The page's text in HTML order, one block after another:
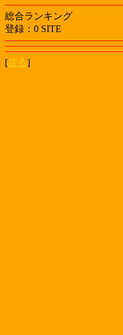
総合ランキング
登録：0 SITE
[戻る]